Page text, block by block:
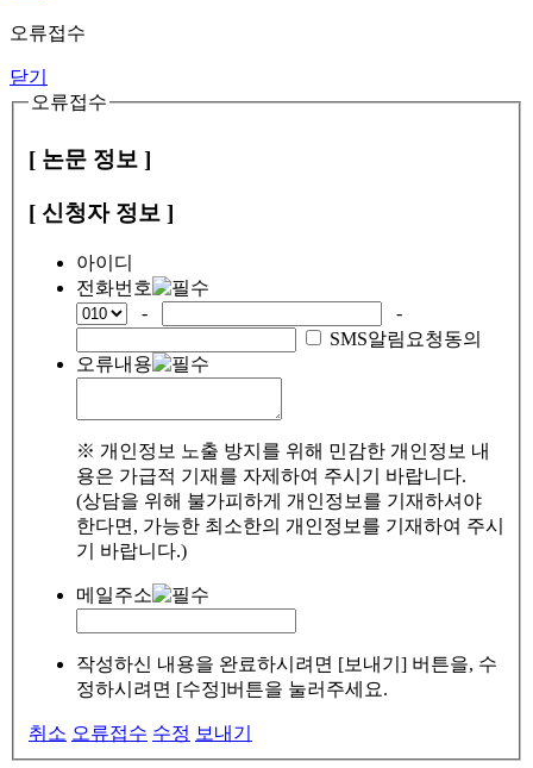
오류접수
닫기
오류접수
[ 논문 정보 ]
[ 신청자 정보 ]
아이디
전화번호
-
-
SMS알림요청동의
오류내용
※ 개인정보 노출 방지를 위해 민감한 개인정보 내
용은 가급적 기재를 자제하여 주시기 바랍니다.
(상담을 위해 불가피하게 개인정보를 기재하셔야
한다면, 가능한 최소한의 개인정보를 기재하여 주시
기 바랍니다.)
메일주소
작성하신 내용을 완료하시려면 [보내기] 버튼을, 수
정하시려면 [수정]버튼을 눌러주세요.
취소 오류접수 수정 보내기